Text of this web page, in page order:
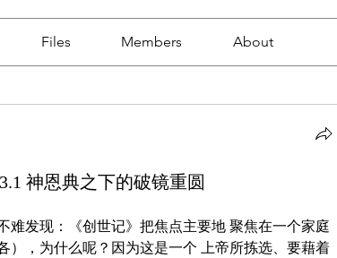
Files Members About
神恩典之下的破镜重圆
难发现：《创世记》把焦点主要地 聚焦在一个家庭
），为什么呢？因为这是一个 上帝所拣选、要藉着